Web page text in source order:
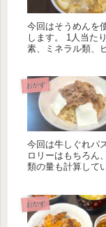
今回はそうめんを
します。 1人当た
素、ミネラル類、
おかず
今回は牛しぐれパスタの
ロリーはもちろん
類の量も計算して
おかず